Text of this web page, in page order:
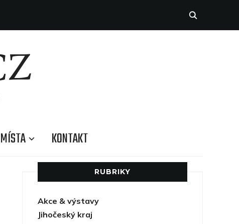
KONTAKT
RUBRIKY
Akce & výstavy
Jihočeský kraj